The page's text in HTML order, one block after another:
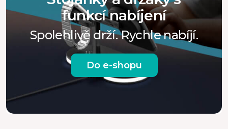
funkcí nabíjení
Spolehlivě drží. Rychle nabíjí.
Do e-shopu